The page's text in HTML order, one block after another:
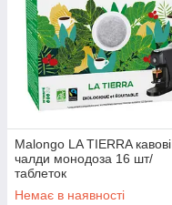
Malongo LA TIERRA кавові
чалди монодоза 16 шт/
таблеток
Немає в наявності